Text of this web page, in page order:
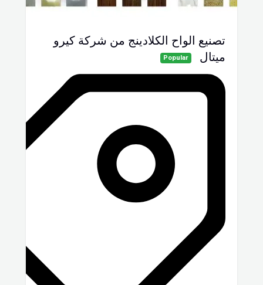
تصنيع الواح الكلادينج من شركة كيرو
ميتال
Popular